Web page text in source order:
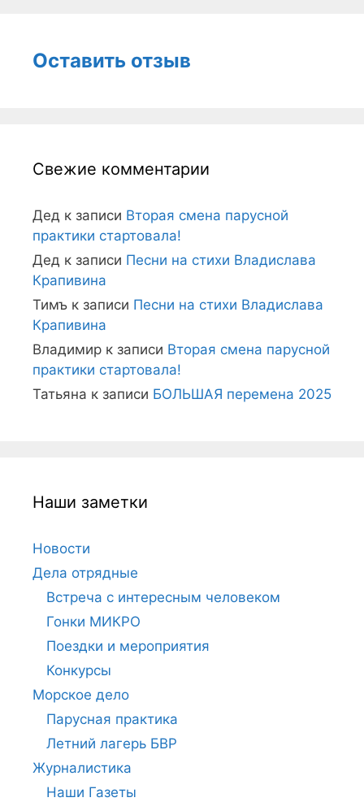
Оставить отзыв
Свежие комментарии
Дед к записи Вторая смена парусной
практики стартовала!
Дед к записи Песни на стихи Владислава
Крапивина
Тимъ к записи Песни на стихи Владислава
Крапивина
Владимир к записи Вторая смена парусной
практики стартовала!
Татьяна к записи БОЛЬШАЯ перемена 2025
Наши заметки
Новости
Дела отрядные
Встреча с интересным человеком
Гонки МИКРО
Поездки и мероприятия
Конкурсы
Морское дело
Парусная практика
Летний лагерь БВР
Журналистика
Наши Газеты